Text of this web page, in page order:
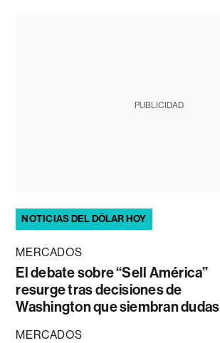
PUBLICIDAD
NOTICIAS DEL DÓLAR HOY
MERCADOS
El debate sobre “Sell América”
resurge tras decisiones de
Washington que siembran dudas
MERCADOS